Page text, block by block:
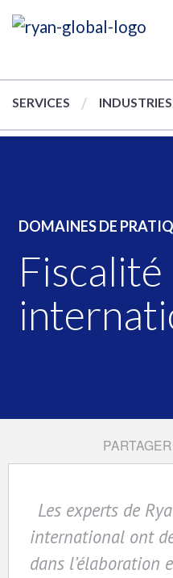
SERVICES INDUSTRIES
DOMAINES DE
Fiscalité
Les experts de
international ont
dans l’élaboration
PARTAGER